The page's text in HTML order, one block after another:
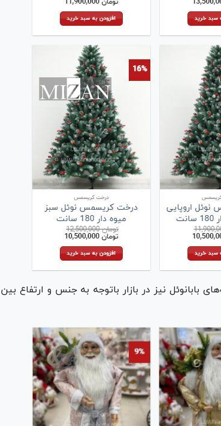
نیز در بازار باتوجه به جنس و ارتفاع بین